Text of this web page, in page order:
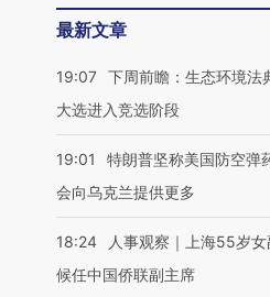
最新文章
19:07 下周前瞻：生态环境法
大选进入竞选阶段
19:01
特朗普坚称美国防空弹
会向乌克兰提供更多
18:24
人事观察｜上海55岁
候任中国侨联副主席